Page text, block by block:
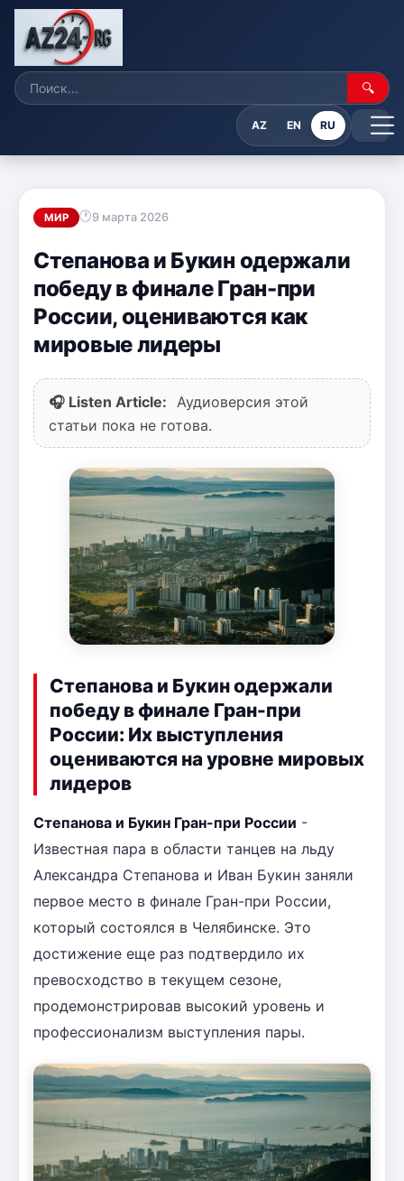
🔍
AZ EN RU
МИР 9 марта 2026
Степанова и Букин одержали
победу в финале Гран-при
России, оцениваются как
мировые лидеры
🎧 Listen Article:
Аудиоверсия этой
статьи пока не готова.
Степанова и Букин одержали
победу в финале Гран-при
России: Их выступления
оцениваются на уровне мировых
лидеров
Степанова и Букин Гран-при России -
Известная пара в области танцев на льду
Александра Степанова и Иван Букин заняли
первое место в финале Гран-при России,
который состоялся в Челябинске. Это
достижение еще раз подтвердило их
превосходство в текущем сезоне,
продемонстрировав высокий уровень и
профессионализм выступления пары.